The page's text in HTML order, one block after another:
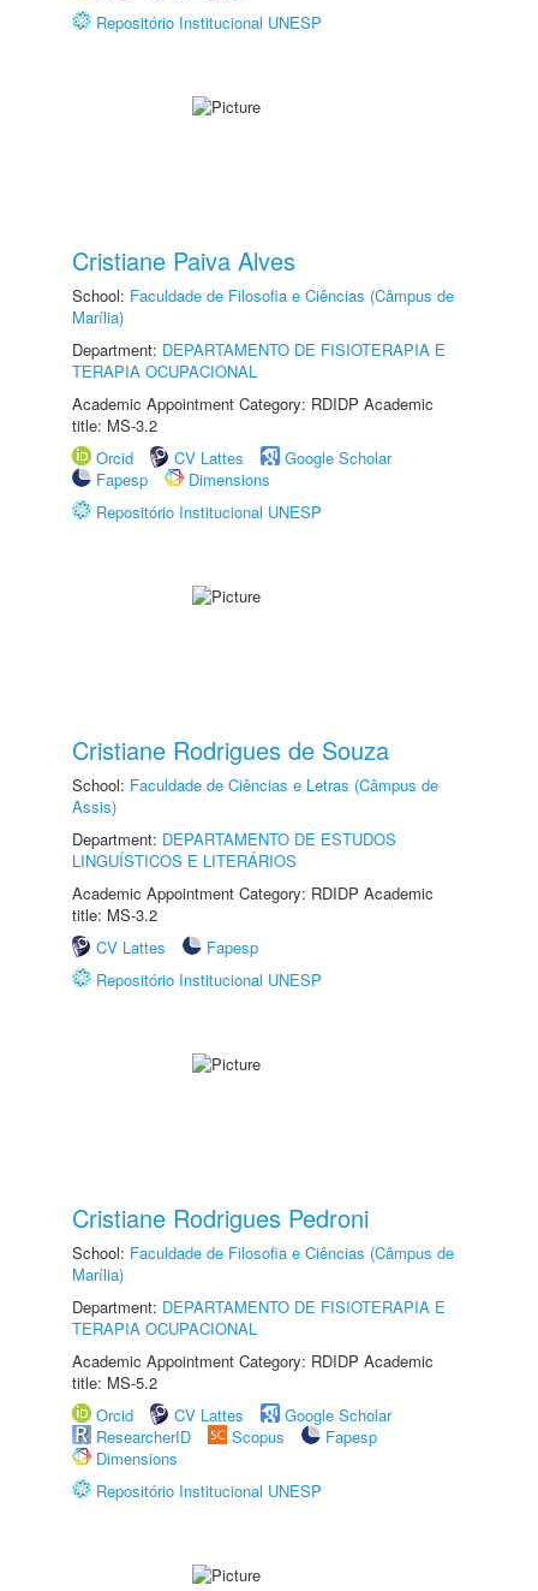
Repositório Institucional UNESP
Cristiane Paiva Alves
School: Faculdade de Filosofia e Ciências (Câmpus de
Marília)
Department: DEPARTAMENTO DE FISIOTERAPIA E
TERAPIA OCUPACIONAL
Academic Appointment Category: RDIDP Academic
title: MS-3.2
Orcid
CV Lattes
Google Scholar
Fapesp
Dimensions
Repositório Institucional UNESP
Cristiane Rodrigues de Souza
School: Faculdade de Ciências e Letras (Câmpus de
Assis)
Department: DEPARTAMENTO DE ESTUDOS
LINGUÍSTICOS E LITERÁRIOS
Academic Appointment Category: RDIDP Academic
title: MS-3.2
CV Lattes
Fapesp
Repositório Institucional UNESP
Cristiane Rodrigues Pedroni
School: Faculdade de Filosofia e Ciências (Câmpus de
Marília)
Department: DEPARTAMENTO DE FISIOTERAPIA E
TERAPIA OCUPACIONAL
Academic Appointment Category: RDIDP Academic
title: MS-5.2
Orcid
CV Lattes
Google Scholar
ResearcherID
Scopus
Fapesp
Dimensions
Repositório Institucional UNESP